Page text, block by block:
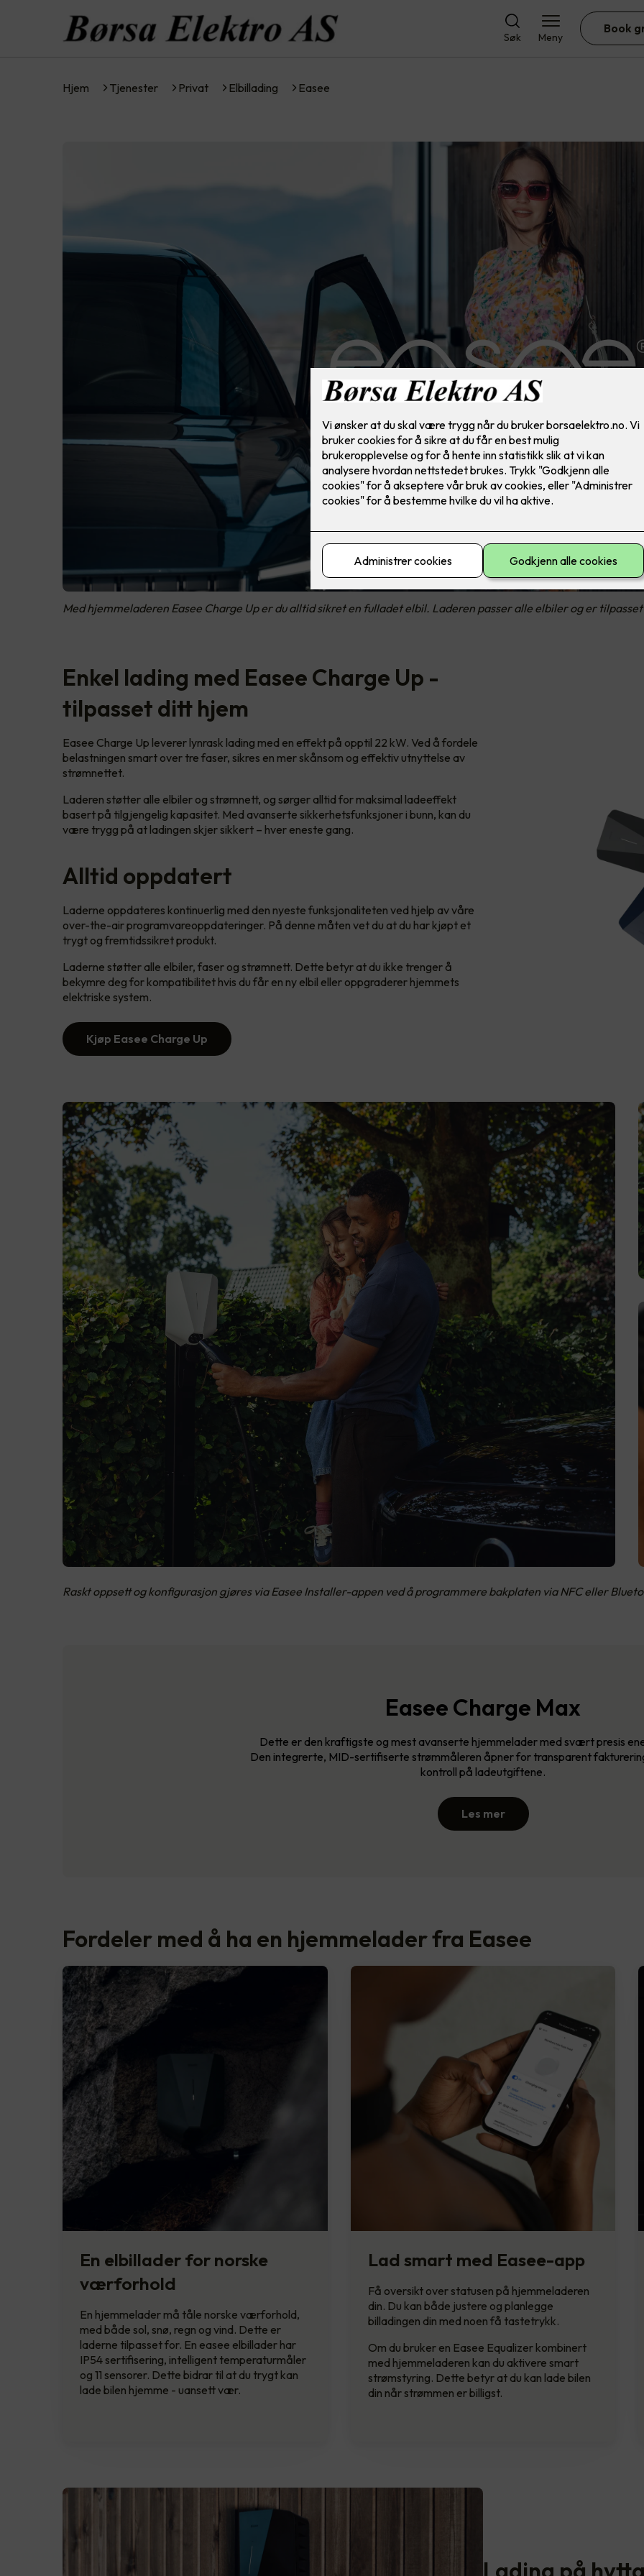
Søk Meny
Book
Hjem Tjenester Privat Elbillading Easee
Med hjemmeladeren Easee Charge Up er du alltid sikret en fulladet elbil. Laderen passer alle elbiler og er
Enkel lading med Easee Charge Up -
tilpasset ditt hjem
Easee Charge Up leverer lynrask lading med en effekt på opptil 22 kW. Ved å fordele
belastningen smart over tre faser, sikres en mer skånsom og effektiv utnyttelse av
strømnettet.
Laderen støtter alle elbiler og strømnett, og sørger alltid for maksimal ladeeffekt
basert på tilgjengelig kapasitet. Med avanserte sikkerhetsfunksjoner i bunn, kan du
være trygg på at ladingen skjer sikkert – hver eneste gang.
Alltid oppdatert
Laderne oppdateres kontinuerlig med den nyeste funksjonaliteten ved hjelp av våre
over-the-air programvareoppdateringer. På denne måten vet du at du har kjøpt et
trygt og fremtidssikret produkt.
Laderne støtter alle elbiler, faser og strømnett. Dette betyr at du ikke trenger å
bekymre deg for kompatibilitet hvis du får en ny elbil eller oppgraderer hjemmets
elektriske system.
Kjøp Easee Charge Up
Raskt oppsett og konfigurasjon gjøres via Easee Installer-appen ved å programmere bakplaten via NFC eller
Easee Charge Max
Dette er den kraftigste og mest avanserte hjemmelader med svært presis
Den integrerte, MID-sertifiserte strømmåleren åpner for transparent
kontroll på ladeutgiftene.
Les mer
Fordeler med å ha en hjemmelader fra Easee
En elbillader for norske
værforhold
En hjemmelader må tåle norske værforhold,
med både sol, snø, regn og vind. Dette er
laderne tilpasset for. En easee elbillader har
IP54 sertifisering, intelligent temperaturmåler
og 11 sensorer. Dette bidrar til at du trygt kan
lade bilen hjemme - uansett vær.
Lad smart med Easee-app
Få oversikt over statusen på hjemmeladeren
din. Du kan både justere og planlegge
billadingen din med noen få tastetrykk.
Om du bruker en Easee Equalizer kombinert
med hjemmeladeren kan du aktivere smart
strømstyring. Dette betyr at du kan lade bilen
din når strømmen er billigst.
Lading på